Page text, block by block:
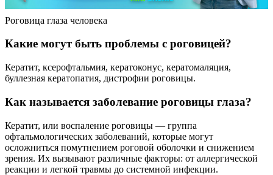
Роговица глаза человека
Какие могут быть проблемы с роговицей?
Кератит, ксерофтальмия, кератоконус, кератомаляция,
буллезная кератопатия, дистрофии роговицы.
Как называется заболевание роговицы глаза?
Кератит, или воспаление роговицы — группа
офтальмологических заболеваний, которые могут
осложниться помутнением роговой оболочки и снижением
зрения. Их вызывают различные факторы: от аллергической
реакции и легкой травмы до системной инфекции.